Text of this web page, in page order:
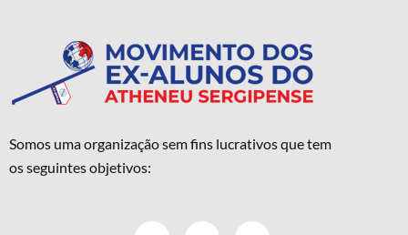
Somos uma organização sem fins lucrativos que tem
os seguintes objetivos: